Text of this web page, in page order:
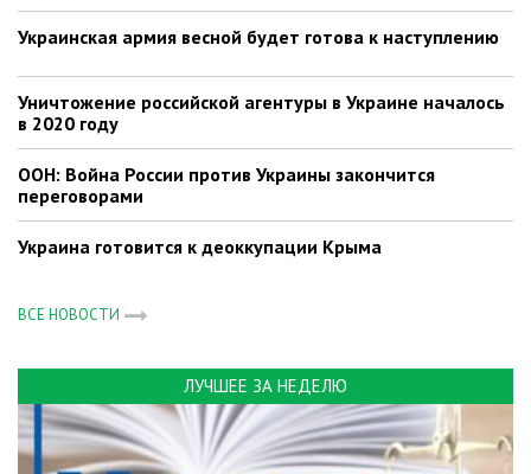
Украинская армия весной будет готова к наступлению
Уничтожение российской агентуры в Украине началось
в 2020 году
ООН: Война России против Украины закончится
переговорами
Украина готовится к деоккупации Крыма
ВСЕ НОВОСТИ
ЛУЧШЕЕ ЗА НЕДЕЛЮ